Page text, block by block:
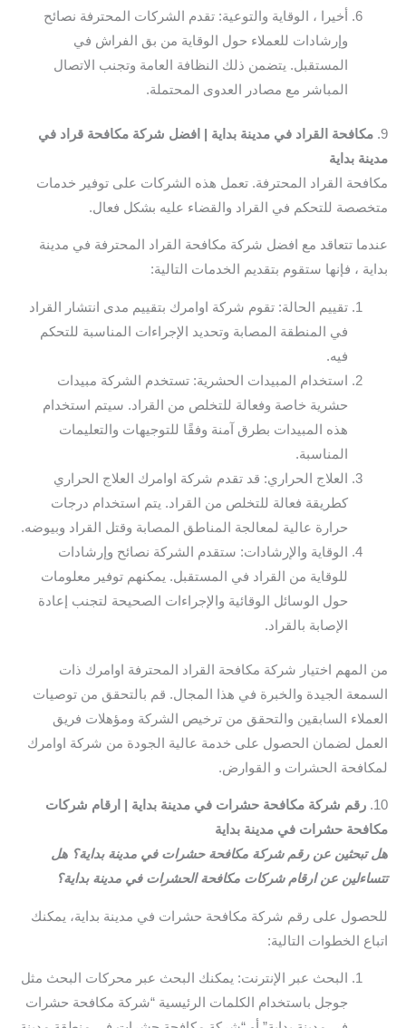
أخيرا ، الوقاية والتوعية: تقدم الشركات المحترفة نصائح
وإرشادات للعملاء حول الوقاية من بق الفراش في
المستقبل. يتضمن ذلك النظافة العامة وتجنب الاتصال
المباشر مع مصادر العدوى المحتملة.
9. مكافحة القراد في مدينة بداية | افضل شركة مكافحة قراد في
مدينة بداية
مكافحة القراد المحترفة. تعمل هذه الشركات على توفير خدمات
متخصصة للتحكم في القراد والقضاء عليه بشكل فعال.
عندما تتعاقد مع افضل شركة مكافحة القراد المحترفة في مدينة
بداية ، فإنها ستقوم بتقديم الخدمات التالية:
تقييم الحالة: تقوم شركة اوامرك بتقييم مدى انتشار القراد
في المنطقة المصابة وتحديد الإجراءات المناسبة للتحكم
فيه.
استخدام المبيدات الحشرية: تستخدم الشركة مبيدات
حشرية خاصة وفعالة للتخلص من القراد. سيتم استخدام
هذه المبيدات بطرق آمنة وفقًا للتوجيهات والتعليمات
المناسبة.
العلاج الحراري: قد تقدم شركة اوامرك العلاج الحراري
كطريقة فعالة للتخلص من القراد. يتم استخدام درجات
حرارة عالية لمعالجة المناطق المصابة وقتل القراد وبيوضه.
الوقاية والإرشادات: ستقدم الشركة نصائح وإرشادات
للوقاية من القراد في المستقبل. يمكنهم توفير معلومات
حول الوسائل الوقائية والإجراءات الصحيحة لتجنب إعادة
الإصابة بالقراد.
من المهم اختيار شركة مكافحة القراد المحترفة اوامرك ذات
السمعة الجيدة والخبرة في هذا المجال. قم بالتحقق من توصيات
العملاء السابقين والتحقق من ترخيص الشركة ومؤهلات فريق
العمل لضمان الحصول على خدمة عالية الجودة من شركة اوامرك
لمكافحة الحشرات و القوارض.
10. رقم شركة مكافحة حشرات في مدينة بداية | ارقام شركات
مكافحة حشرات في مدينة بداية
هل تبحثين عن رقم شركة مكافحة حشرات في مدينة بداية؟ هل
تتساءلين عن ارقام شركات مكافحة الحشرات في مدينة بداية؟
للحصول على رقم شركة مكافحة حشرات في مدينة بداية، يمكنك
اتباع الخطوات التالية:
البحث عبر الإنترنت: يمكنك البحث عبر محركات البحث مثل
جوجل باستخدام الكلمات الرئيسية “شركة مكافحة حشرات